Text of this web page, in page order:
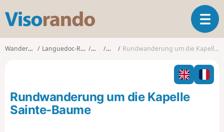
s
o
T
o
l
n
Wanderungen Languedoc-Roussillon GardLirac Rundwanderung um die Kapelle Sainte-Baume
Rundwanderung um die Kapelle
Sainte-Baume